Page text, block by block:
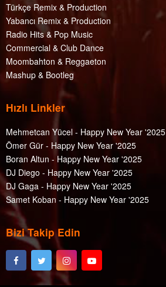
Türkçe Remix & Production
Yabancı Remix & Production
Radio Hits & Pop Music
Commercial & Club Dance
Moombahton & Reggaeton
Mashup & Bootleg
Hızlı Linkler
Mehmetcan Yücel - Happy New Year '2025
Ömer Gür - Happy New Year '2025
Boran Altun - Happy New Year '2025
DJ Diego - Happy New Year '2025
DJ Gaga - Happy New Year '2025
Samet Koban - Happy New Year '2025
Bizi Takip Edin